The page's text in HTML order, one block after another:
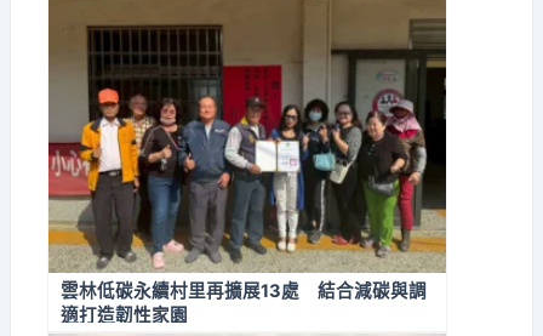
雲林低碳永續村里再擴展13處 結合減碳與調
適打造韌性家園